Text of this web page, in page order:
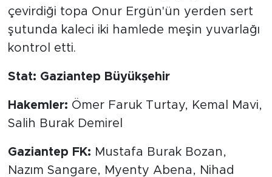
çevirdiği topa Onur Ergün'ün yerden sert
şutunda kaleci iki hamlede meşin yuvarlağı
kontrol etti.
Stat: Gaziantep Büyükşehir
Hakemler: Ömer Faruk Turtay, Kemal Mavi,
Salih Burak Demirel
Gaziantep FK: Mustafa Burak Bozan,
Nazım Sangare, Myenty Abena, Nihad